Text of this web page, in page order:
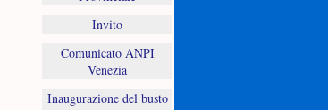
Invito
Comunicato ANPI
Venezia
Inaugurazione del busto